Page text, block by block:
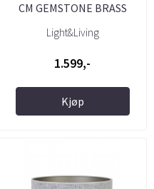
CM GEMSTONE BRASS
Light&Living
1.599,-
Kjøp